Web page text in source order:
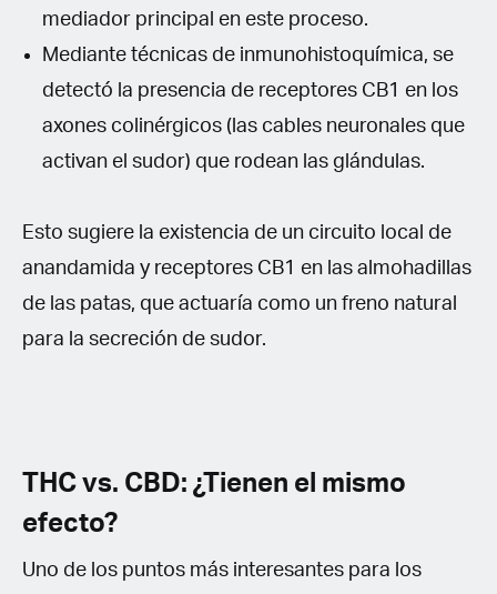
mediador principal en este proceso.
Mediante técnicas de inmunohistoquímica, se
detectó la presencia de receptores CB1 en los
axones colinérgicos (las cables neuronales que
activan el sudor) que rodean las glándulas.
Esto sugiere la existencia de un circuito local de
anandamida y receptores CB1 en las almohadillas
de las patas, que actuaría como un freno natural
para la secreción de sudor.
THC vs. CBD: ¿Tienen el mismo
efecto?
Uno de los puntos más interesantes para los